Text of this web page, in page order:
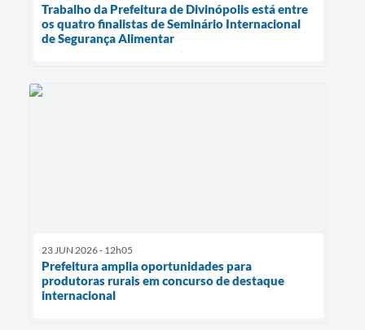
Trabalho da Prefeitura de Divinópolis está entre
os quatro finalistas de Seminário Internacional
de Segurança Alimentar
23 JUN 2026 - 12h05
Prefeitura amplia oportunidades para
produtoras rurais em concurso de destaque
internacional